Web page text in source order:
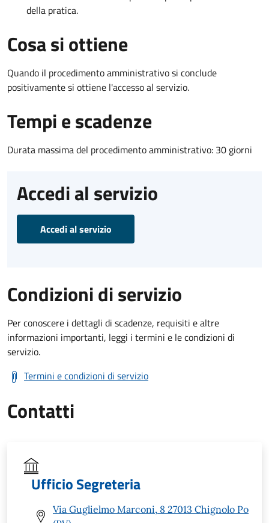
della pratica.
Cosa si ottiene
Quando il procedimento amministrativo si conclude
positivamente si ottiene l'accesso al servizio.
Tempi e scadenze
Durata massima del procedimento amministrativo: 30 giorni
Accedi al servizio
Accedi al servizio
Condizioni di servizio
Per conoscere i dettagli di scadenze, requisiti e altre
informazioni importanti, leggi i termini e le condizioni di
servizio.
Termini e condizioni di servizio
Contatti
Ufficio Segreteria
Via Guglielmo Marconi, 8 27013 Chignolo Po